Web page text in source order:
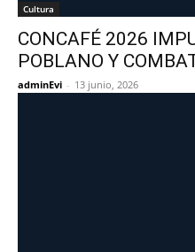
Cultura
CONCAFÉ 2026
POBLANO Y
adminEvi - 13 junio, 2026